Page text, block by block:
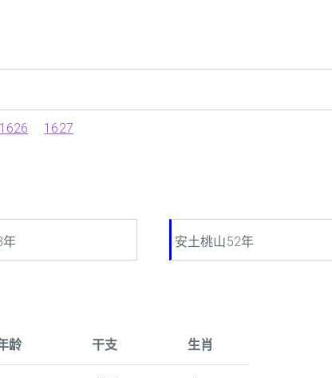
1626 1627
年 安土桃山52年
龄 干支 生肖